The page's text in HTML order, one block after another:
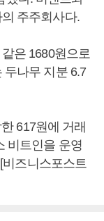
주주회사다.
은 1680원으로
두나무 지분 6.7
617원에 거래
비트인을 운영
즈니스포스트